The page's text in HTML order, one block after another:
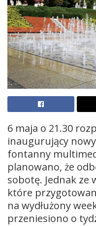
6 maja o 21.30
inaugurujący
fontanny
planowano, że
sobotę. Jednak ze
które
na wydłużony
przeniesiono o